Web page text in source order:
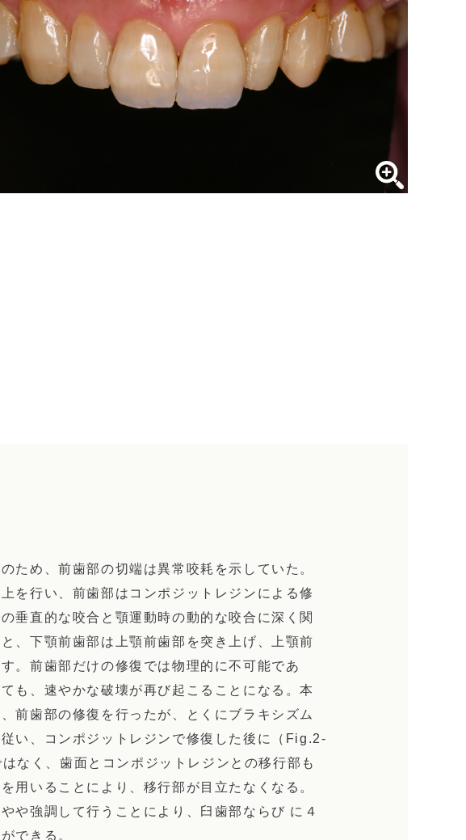
ため、前歯部の切端は異常咬耗を示していた。
を行い、前歯部はコンポジットレジンによる修
垂直的な咬合と顎運動時の動的な咬合に深く関
、下顎前歯部は上顎前歯部を突き上げ、上顎前
。前歯部だけの修復では物理的に不可能であ
も、速やかな破壊が再び起こることになる。本
前歯部の修復を行ったが、とくにブラキシズム
い、コンポジットレジンで修復した後に（Fig.2-
なく、歯面とコンポジットレジンとの移行部も
用いることにより、移行部が目立たなくなる。
や強調して行うことにより、臼歯部ならび に４
できる。